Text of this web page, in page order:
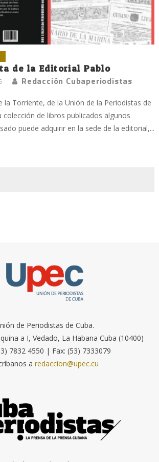
de la Editorial Pablo
Redacción Cubaperiodistas
la Torriente, de la Unión de la Periodistas de
colección de libros publicados algunos
puede adquirir en la sede de la editorial,...
de Periodistas de Cuba.
a I, Vedado, La Habana Cuba (10400)
7832 4550 | Fax: (53) 7333079
a redaccion@upec.cu